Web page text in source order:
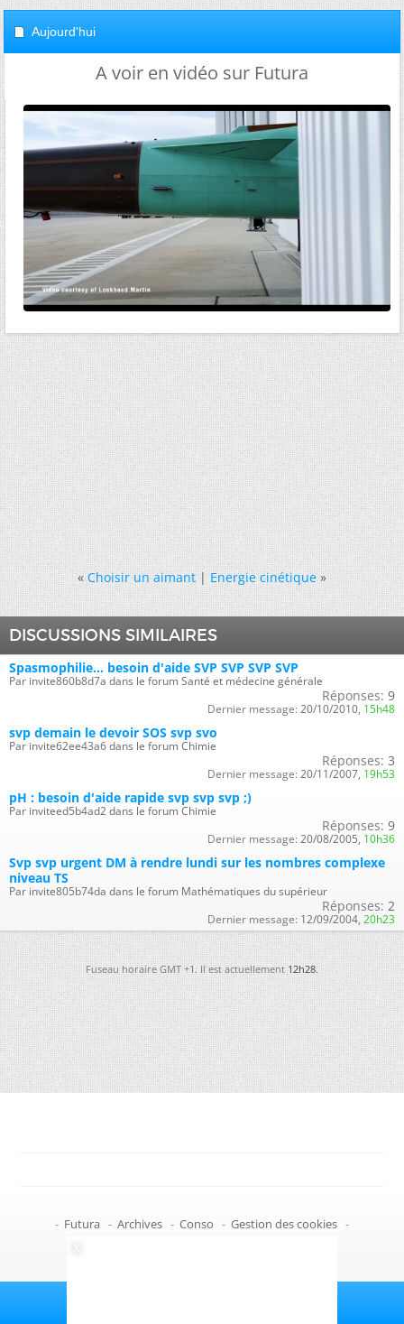
Aujourd'hui
A voir en vidéo sur Futura
« Choisir un aimant|Energie cinétique »
DISCUSSIONS SIMILAIRES
Spasmophilie... besoin d'aide SVP SVP SVP SVP
Par invite860b8d7a dans le forum Santé et médecine générale
Réponses: 9
Dernier message: 20/10/2010, 15h48
svp demain le devoir SOS svp svo
Par invite62ee43a6 dans le forum Chimie
Réponses: 3
Dernier message: 20/11/2007, 19h53
pH : besoin d'aide rapide svp svp svp ;)
Par inviteed5b4ad2 dans le forum Chimie
Réponses: 9
Dernier message: 20/08/2005, 10h36
Svp svp urgent DM à rendre lundi sur les nombres complexe
niveau TS
Par invite805b74da dans le forum Mathématiques du supérieur
Réponses: 2
Dernier message: 12/09/2004, 20h23
Fuseau horaire GMT +1. Il est actuellement12h28.
- Futura - Archives - Conso - Gestion des cookies -